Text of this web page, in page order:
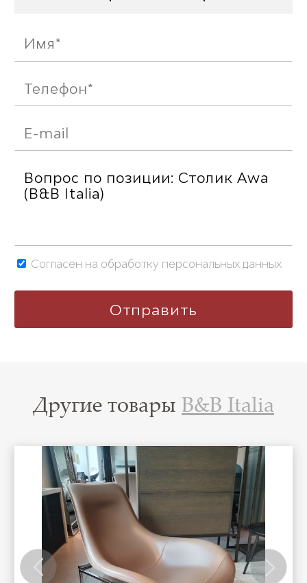
Согласен на обработку персональных данных
Другие товары B&B Italia